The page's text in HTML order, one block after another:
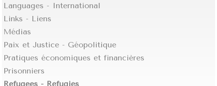
Languages - International
Links - Liens
Médias
Paix et Justice - Géopolitique
Pratiques économiques et financières
Prisonniers
Refugees - Réfugiés